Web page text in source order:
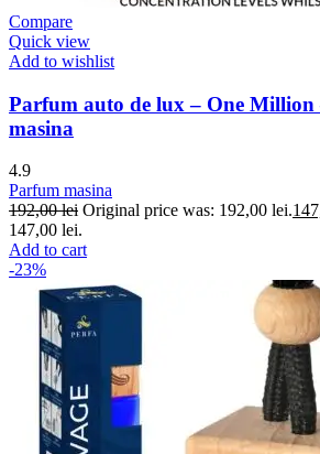
Compare
Quick view
Add to wishlist
Parfum auto de lux – One Million
masina
4.9
Parfum masina
192,00lei Original price was: 192,00 lei.
147,00 lei.
Add to cart
-23%